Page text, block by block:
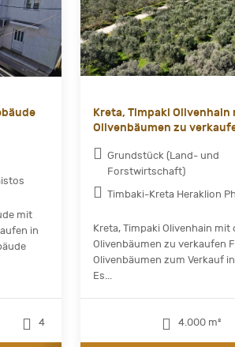
mit
in
4
Kreta, Timpaki Olivenhain
Olivenbäumen zu
Grundstück (Land- und
Forstwirtschaft)
Timbaki-Kreta Heraklion
Kreta, Timpaki Olivenhain mit
Olivenbäumen zu verkaufen
Olivenbäumen zum Verkauf
Es...
4.000 m²